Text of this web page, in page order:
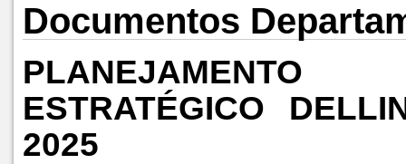
Documentos
PLANEJAMENTO
ESTRATÉGICO
2025